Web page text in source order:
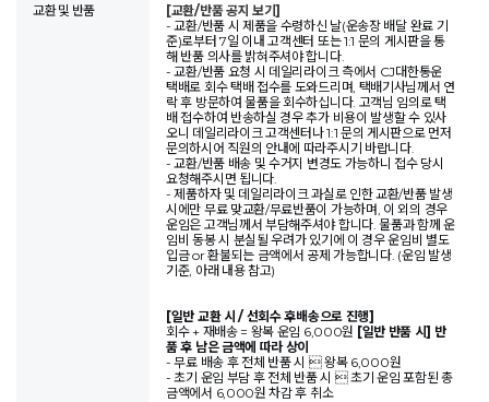
교환 및 반품
[교환/반품 공지 보기]
- 교환/반품 시 제품을 수령하신 날(운송장 배달 완료 기
준)로부터 7일 이내 고객센터 또는 1:1 문의 게시판을 통
해 반품 의사를 밝혀주셔야 합니다.
- 교환/반품 요청 시 데일리라이크 측에서 CJ대한통운
택배로 회수 택배 접수를 도와드리며, 택배기사님께서 연
락 후 방문하여 물품을 회수하십니다. 고객님 임의로 택
배 접수하여 반송하실 경우 추가 비용이 발생할 수 있사
오니 데일리라이크 고객센터나 1:1 문의 게시판으로 먼저
문의하시어 직원의 안내에 따라주시기 바랍니다.
- 교환/반품 배송 및 수거지 변경도 가능하니 접수 당시
요청해주시면 됩니다.
- 제품하자 및 데일리라이크 과실로 인한 교환/반품 발생
시에만 무료 맞교환/무료반품이 가능하며, 이 외의 경우
운임은 고객님께서 부담해주셔야 합니다. 물품과 함께 운
임비 동봉 시 분실될 우려가 있기에 이 경우 운임비 별도
입금 or 환불되는 금액에서 공제 가능합니다. (운임 발생
기준, 아래 내용 참고)
[일반 교환 시 / 선회수 후배송으로 진행]
회수 + 재배송 = 왕복 운임 6,000원 [일반 반품 시] 반
품 후 남은 금액에 따라 상이
- 무료 배송 후 전체 반품 시  왕복 6,000원
- 초기 운임 부담 후 전체 반품 시  초기 운임 포함된 총
금액에서 6,000원 차감 후 취소